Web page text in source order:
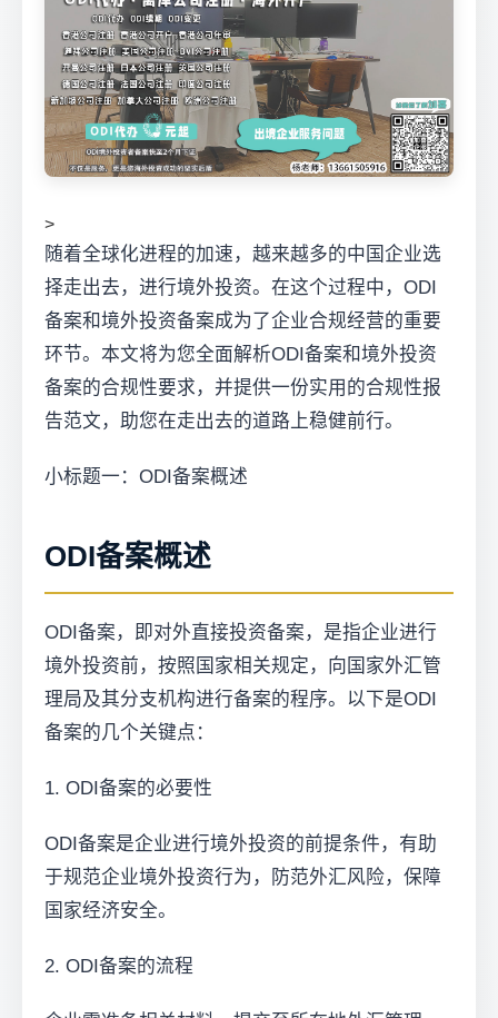
>
随着全球化进程的加速，越来越多的中国企业选
择走出去，进行境外投资。在这个过程中，ODI
备案和境外投资备案成为了企业合规经营的重要
环节。本文将为您全面解析ODI备案和境外投资
备案的合规性要求，并提供一份实用的合规性报
告范文，助您在走出去的道路上稳健前行。
小标题一：ODI备案概述
ODI备案概述
ODI备案，即对外直接投资备案，是指企业进行
境外投资前，按照国家相关规定，向国家外汇管
理局及其分支机构进行备案的程序。以下是ODI
备案的几个关键点：
1. ODI备案的必要性
ODI备案是企业进行境外投资的前提条件，有助
于规范企业境外投资行为，防范外汇风险，保障
国家经济安全。
2. ODI备案的流程